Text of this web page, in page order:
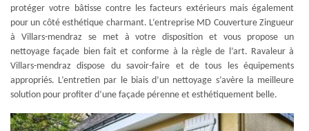
protéger votre bâtisse contre les facteurs extérieurs mais également
pour un côté esthétique charmant. L’entreprise MD Couverture Zingueur
à Villars-mendraz se met à votre disposition et vous propose un
nettoyage façade bien fait et conforme à la règle de l’art. Ravaleur à
Villars-mendraz dispose du savoir-faire et de tous les équipements
appropriés. L’entretien par le biais d’un nettoyage s’avère la meilleure
solution pour profiter d’une façade pérenne et esthétiquement belle.